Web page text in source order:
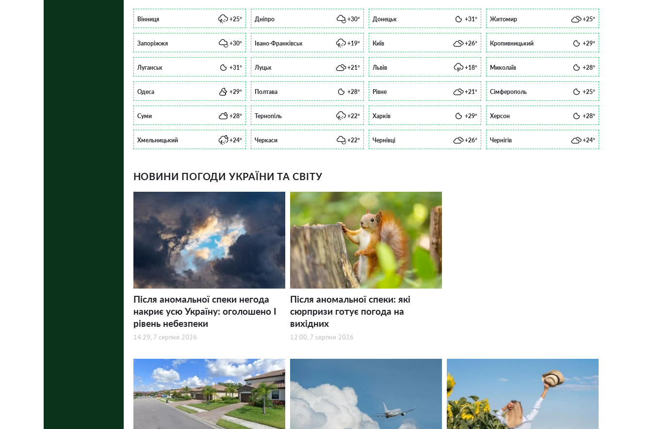
Вінниця +25° Дніпро +30° Донецьк +31° Житомир +25°
Запоріжжя +30° Івано-Франківськ +19° Київ +26° Кропивницький +29°
Луганськ +31° Луцьк +21° Львів +18° Миколаїв +28°
Одеса +29° Полтава +28° Рівне +21° Сімферополь +25°
Суми +28° Тернопіль +22° Харків +29° Херсон +28°
Хмельницький +24° Черкаси +22° Чернівці +26° Чернігів +24°
НОВИНИ ПОГОДИ УКРАЇНИ ТА СВІТУ
Після аномальної спеки негода
накриє усю Україну: оголошено І
рівень небезпеки
14:29, 7 серпня 2026
Після аномальної спеки: які
сюрпризи готує погода на
вихідних
12:00, 7 серпня 2026